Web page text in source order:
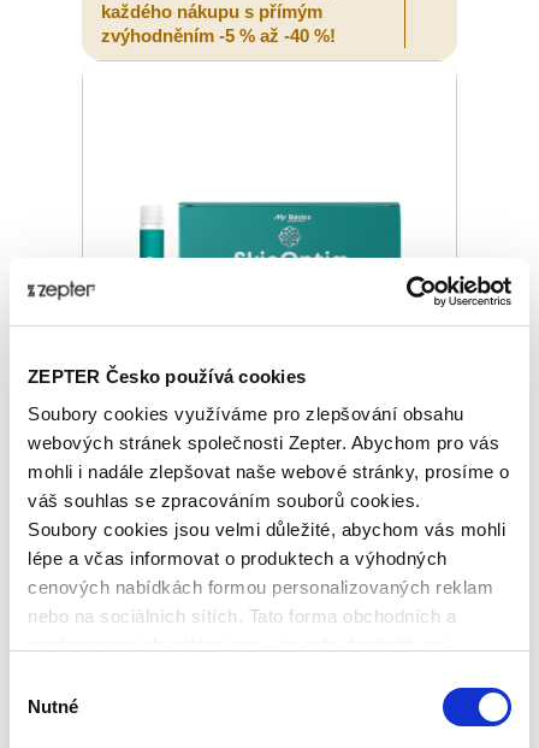
ZEPTER Česko používá cookies
Soubory cookies využíváme pro zlepšování obsahu
webových stránek společnosti Zepter. Abychom pro vás
mohli i nadále zlepšovat naše webové stránky, prosíme o
váš souhlas se zpracováním souborů cookies.
Soubory cookies jsou velmi důležité, abychom vás mohli
lépe a včas informovat o produktech a výhodných
cenových nabídkách formou personalizovaných reklam
nebo na sociálních sítích. Tato forma obchodních a
souhlasu
Nutné
každého nákupu s přímým
zvýhodněním -5 % až -40 %!
MYBASICS SKINOPTIM, MOŘSKÝ
Základní cena 3 240,00 Kč
Zepter Club cena
Přihlaste se a zobrazí se vám cena pro
člena klubu.
Pouze členové klubu mají garanci
každého nákupu s přímým